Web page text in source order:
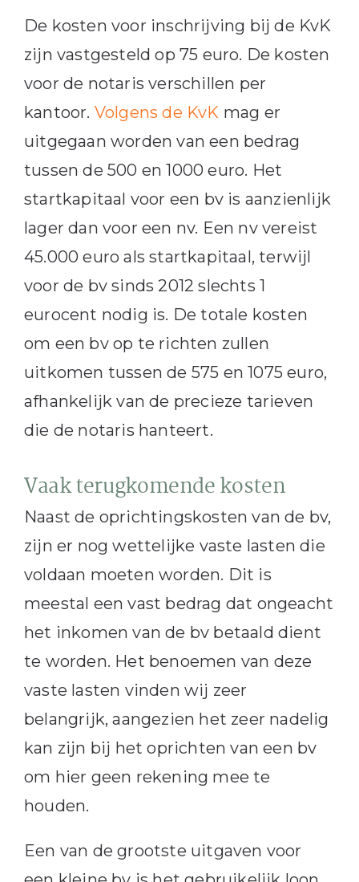
De kosten voor inschrijving bij de KvK
zijn vastgesteld op 75 euro. De kosten
voor de notaris verschillen per
kantoor. Volgens de KvK mag er
uitgegaan worden van een bedrag
tussen de 500 en 1000 euro. Het
startkapitaal voor een bv is aanzienlijk
lager dan voor een nv. Een nv vereist
45.000 euro als startkapitaal, terwijl
voor de bv sinds 2012 slechts 1
eurocent nodig is. De totale kosten
om een bv op te richten zullen
uitkomen tussen de 575 en 1075 euro,
afhankelijk van de precieze tarieven
die de notaris hanteert.
Vaak terugkomende kosten
Naast de oprichtingskosten van de bv,
zijn er nog wettelijke vaste lasten die
voldaan moeten worden. Dit is
meestal een vast bedrag dat ongeacht
het inkomen van de bv betaald dient
te worden. Het benoemen van deze
vaste lasten vinden wij zeer
belangrijk, aangezien het zeer nadelig
kan zijn bij het oprichten van een bv
om hier geen rekening mee te
houden.
Een van de grootste uitgaven voor